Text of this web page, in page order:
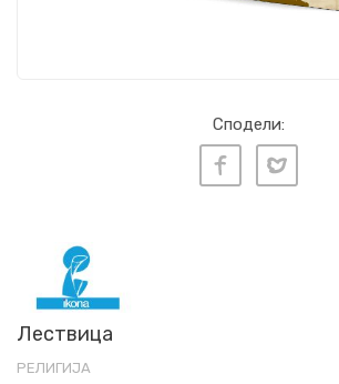
Сподели:
Лествица
РЕЛИГИЈА